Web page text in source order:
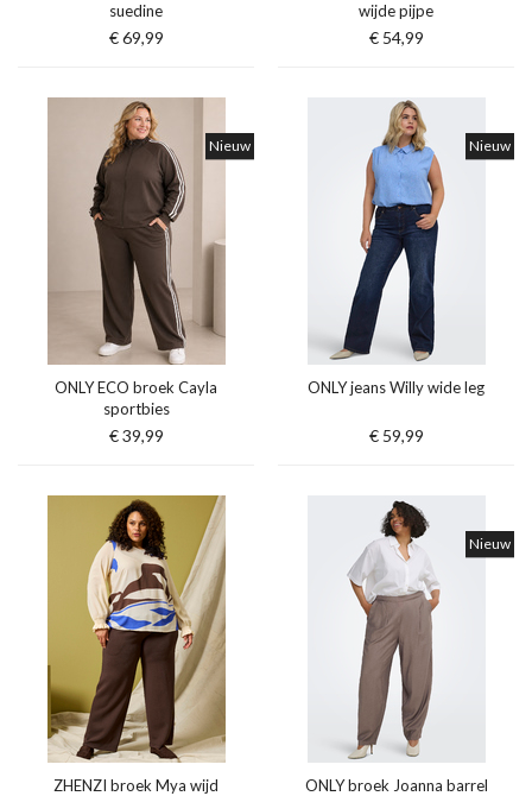
suedine
€ 69,99
wijde pijpe
€ 54,99
Nieuw
ONLY ECO broek Cayla
sportbies
€ 39,99
Nieuw
ONLY jeans Willy wide leg
€ 59,99
ZHENZI broek Mya wijd
Nieuw
ONLY broek Joanna barrel